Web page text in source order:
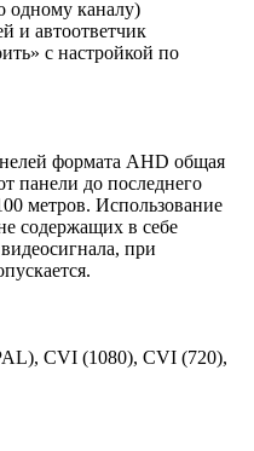
одному каналу)
и автоответчик
с настройкой по
формата AHD общая
панели до последнего
метров. Использование
содержащих в себе
при
CVI (1080), CVI (720),